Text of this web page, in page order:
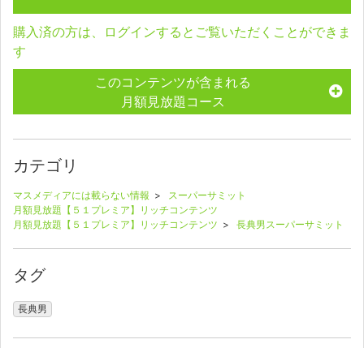
購入済の方は、ログインするとご覧いただくことができま
す
このコンテンツが含まれる
月額見放題コース
カテゴリ
マスメディアには載らない情報 > スーパーサミット
月額見放題【５１プレミア】リッチコンテンツ
月額見放題【５１プレミア】リッチコンテンツ > 長典男スーパーサミット
タグ
長典男